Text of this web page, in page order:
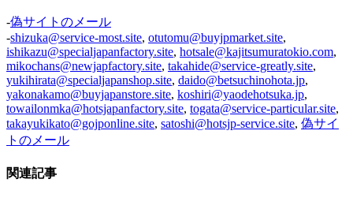
-偽サイトのメール
-shizuka@service-most.site, otutomu@buyjpmarket.site,
ishikazu@specialjapanfactory.site, hotsale@kajitsumuratokio.com,
mikochans@newjapfactory.site, takahide@service-greatly.site,
yukihirata@specialjapanshop.site, daido@betsuchinohota.jp,
yakonakamo@buyjapanstore.site, koshiri@yaodehotsuka.jp,
towailonmka@hotsjapanfactory.site, togata@service-particular.site,
takayukikato@gojponline.site, satoshi@hotsjp-service.site, 偽サイ
トのメール
関連記事